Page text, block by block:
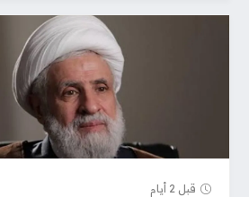
قبل 2 أيام